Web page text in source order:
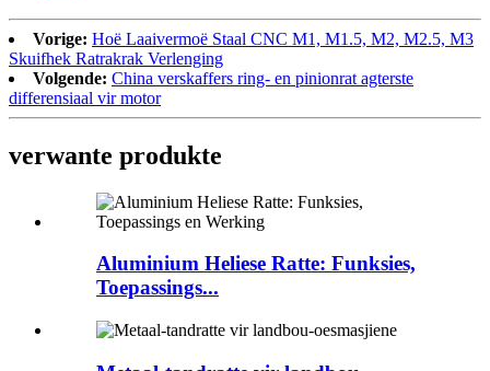
Vorige: Hoë Laaivermoë Staal CNC M1, M1.5, M2, M2.5, M3
Skuifhek Ratrakrak Verlenging
Volgende: China verskaffers ring- en pinionrat agterste
differensiaal vir motor
verwante produkte
Aluminium Heliese Ratte: Funksies,
Toepassings...